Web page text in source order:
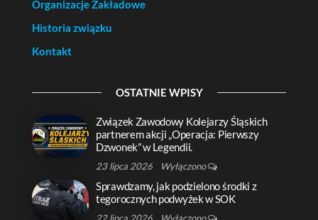
Organizacje Zakładowe
Historia związku
Kontakt
OSTATNIE WPISY
Związek Zawodowy Kolejarzy Śląskich
partnerem akcji „Operacja: Pierwszy
Dzwonek” w Legendii.
23 lipca 2026 Wyłączono
Sprawdzamy, jak podzielono środki z
tegorocznych podwyżek w SOK